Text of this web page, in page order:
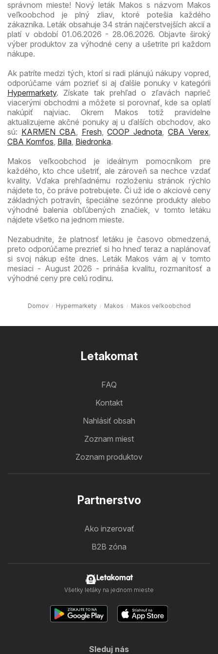
správnom mieste! Nový leták Makos s názvom Makos
veľkoobchod je plný zliav, ktoré potešia každého
zákazníka. Leták obsahuje 34 strán najčerstvejších akcií a
platí v období 01.06.2026 - 28.06.2026. Objavte široký
výber produktov za výhodné ceny a ušetrite pri každom
nákupe.
Ak patríte medzi tých, ktorí si radi plánujú nákupy vopred,
odporúčame vám pozrieť si aj ďalšie ponuky v kategórii
Hypermarkety. Získate tak prehľad o zľavách naprieč
viacerými obchodmi a môžete si porovnať, kde sa oplatí
nakúpiť najviac. Okrem Makos totiž pravidelne
aktualizujeme akčné ponuky aj u ďalších obchodov, ako
sú: KARMEN CBA Fresh,COOP Jednota ,CBA Verex
CBA Komfos Billa Biedronka.
Makos veľkoobchod je ideálnym pomocníkom pre
každého, kto chce ušetriť, ale zároveň sa nechce vzdať
kvality. Vďaka prehľadnému rozloženiu stránok rýchlo
nájdete to, čo práve potrebujete. Či už ide o akciové ceny
základných potravín, špeciálne sezónne produkty alebo
výhodné balenia obľúbených značiek, v tomto letáku
nájdete všetko na jednom mieste.
Nezabudnite, že platnosť letáku je časovo obmedzená,
preto odporúčame prezrieť si ho hneď teraz a naplánovať
si svoj nákup ešte dnes. Leták Makos vám aj v tomto
mesiaci - August 2026 - prináša kvalitu, rozmanitosť a
výhodné ceny pre celú rodinu.
Domov Hypermarkety Makos Makos veľkoobchod
Letakomat
FAQ
Kontakt
Nahlásiť obsah
Zoznam miest
Zoznam produktov
Partnerstvo
Ako inzerovať
B2B zóna
Letakomat
Všetky letáky na jednom mieste
Sleduj nás